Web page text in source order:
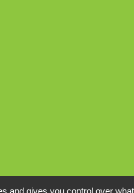
and gives you control over